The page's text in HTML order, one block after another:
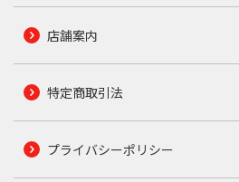
店舗案内
特定商取引法
プライバシーポリシー